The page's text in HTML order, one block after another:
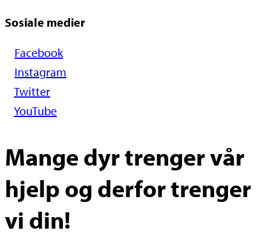
Sosiale medier
Facebook
Instagram
Twitter
YouTube
Mange dyr trenger vår
hjelp og derfor trenger
vi din!